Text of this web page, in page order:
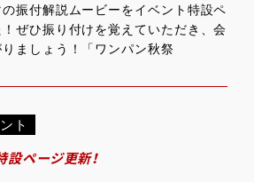
振付解説ムービーをイベント特設ペ
ぜひ振り付けを覚えていただき、会
ましょう！「ワンパン秋祭
ト
設ページ更新！